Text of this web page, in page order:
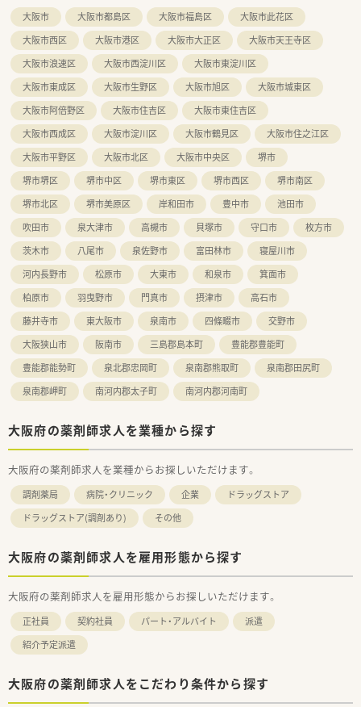
大阪市 大阪市都島区 大阪市福島区
大阪市此花区
大阪市西区
大阪市港区 大阪市大正区
大阪市天王寺区
大阪市浪速区
大阪市西淀川区
大阪市東淀川区
大阪市東成区
大阪市生野区 大阪市旭区
大阪市城東区
大阪市阿倍野区
大阪市住吉区
大阪市東住吉区
大阪市西成区
大阪市淀川区 大阪市鶴見区
大阪市住之江区
大阪市平野区
大阪市北区 大阪市中央区
堺市
堺市堺区
堺市中区 堺市東区 堺市西区
堺市南区
堺市北区
堺市美原区 岸和田市 豊中市
池田市
吹田市
泉大津市 高槻市 貝塚市 守口市
枚方市
茨木市
八尾市 泉佐野市 富田林市
寝屋川市
河内長野市
松原市 大東市 和泉市
箕面市
柏原市
羽曳野市 門真市 摂津市
高石市
藤井寺市
東大阪市 泉南市 四條畷市
交野市
大阪狭山市
阪南市 三島郡島本町
豊能郡豊能町
豊能郡能勢町
泉北郡忠岡町 泉南郡熊取町
泉南郡田尻町
泉南郡岬町
南河内郡太子町 南河内郡河南町
大阪府の薬剤師求人を業種から探す
大阪府の薬剤師求人を業種からお探しいただけます。
調剤薬局 病院・クリニック 企業
ドラッグストア
ドラッグストア(調剤あり)
その他
大阪府の薬剤師求人を雇用形態から探す
大阪府の薬剤師求人を雇用形態からお探しいただけます。
正社員 契約社員 パート・アルバイト
派遣
紹介予定派遣
大阪府の薬剤師求人をこだわり条件から探す